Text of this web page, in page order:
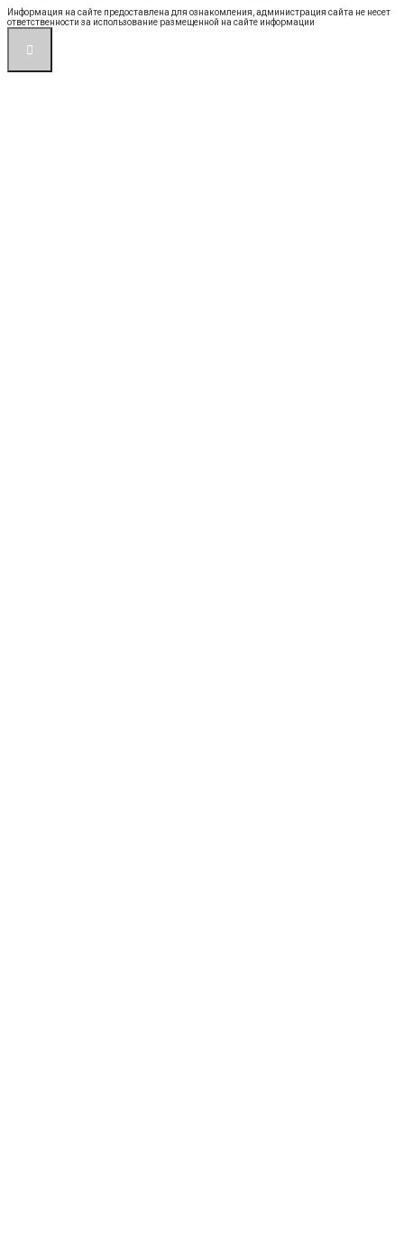
Информация на сайте предоставлена для ознакомления, администрация сайта не несет
ответственности за использование размещенной на сайте информации